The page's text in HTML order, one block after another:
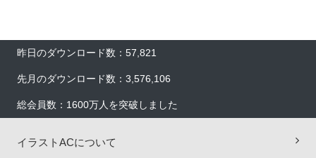
昨日のダウンロード数：57,821
先月のダウンロード数：3,576,106
総会員数：1600万人を突破しました
イラストACについて